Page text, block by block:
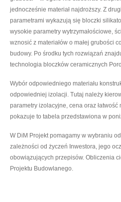
jednocześnie materiał najdroższy. Z
parametrami wykazują się bloczki
wysokie parametry wytrzymałościowe,
wznosić z materiałów o małej grubości
budowy. Po środku tych rozwiązań
technologia bloczków ceramicznych
Wybór odpowiedniego materiału
odpowiedniej izolacji. Tutaj należy
parametry izolacyjne, cena oraz łatwość
pokazuje to tabela przedstawiona w
W DiM Projekt pomagamy w wybraniu
zależności od życzeń Inwestora, jego
obowiązujących przepisów. Obliczenia
Projektu Budowlanego.